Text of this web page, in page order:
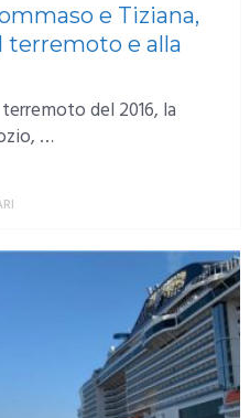
e Tiziana,
terremoto e alla
del 2016, la
…